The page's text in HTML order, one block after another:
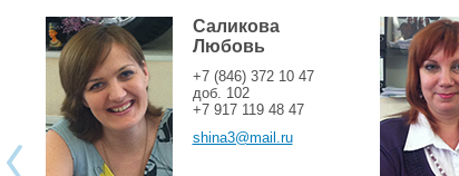
Саликова
Любовь
+7 (846) 372 10 47
доб. 102
+7 917 119 48 47
shina3@mail.ru